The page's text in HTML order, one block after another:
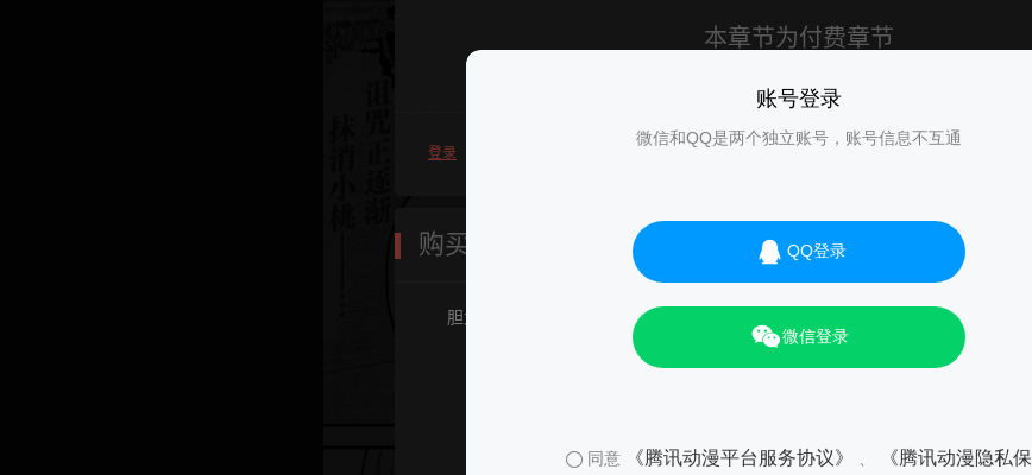
账号登录
微信和QQ是两个独立账号，账号信息不互通
QQ登录
微信登录
同意 《腾讯动漫平台服务协议》
《腾讯动漫隐私保
01